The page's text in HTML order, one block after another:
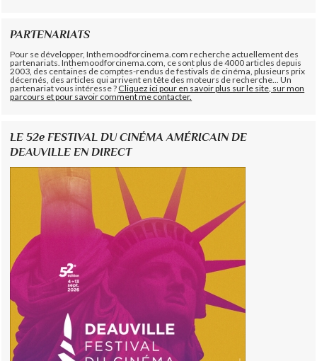
PARTENARIATS
Pour se développer, Inthemoodforcinema.com recherche actuellement des
partenariats. Inthemoodforcinema.com, ce sont plus de 4000 articles depuis
2003, des centaines de comptes-rendus de festivals de cinéma, plusieurs prix
décernés, des articles qui arrivent en tête des moteurs de recherche... Un
partenariat vous intéresse ?Cliquez ici pour en savoir plus sur le site, sur mon
parcours et pour savoir comment me contacter.
LE 52e FESTIVAL DU CINÉMA AMÉRICAIN DE
DEAUVILLE EN DIRECT